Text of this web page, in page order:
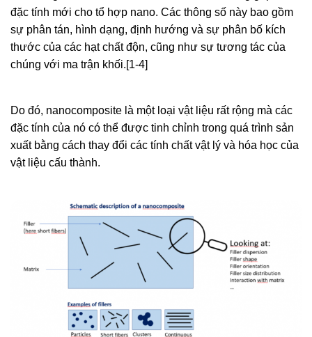
đặc tính mới cho tổ hợp nano. Các thông số này bao gồm
sự phân tán, hình dạng, định hướng và sự phân bố kích
thước của các hạt chất độn, cũng như sự tương tác của
chúng với ma trận khối.[1-4]
Do đó, nanocomposite là một loại vật liệu rất rộng mà các
đặc tính của nó có thể được tinh chỉnh trong quá trình sản
xuất bằng cách thay đổi các tính chất vật lý và hóa học của
vật liệu cấu thành.